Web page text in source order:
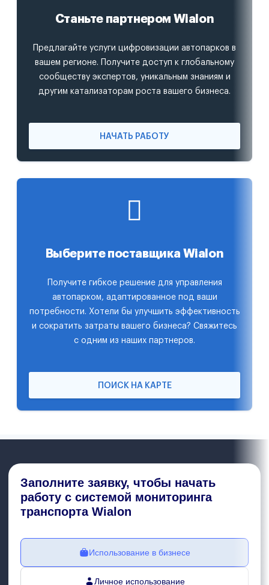
Станьте партнером Wialon
Предлагайте услуги цифровизации автопарков в
вашем регионе. Получите доступ к глобальному
сообществу экспертов, уникальным знаниям и
другим катализаторам роста вашего бизнеса.
НАЧАТЬ РАБОТУ
Выберите поставщика Wialon
Получите гибкое решение для управления
автопарком, адаптированное под ваши
потребности. Хотели бы улучшить эффективность
и сократить затраты вашего бизнеса? Свяжитесь
с одним из наших партнеров.
ПОИСК НА КАРТЕ